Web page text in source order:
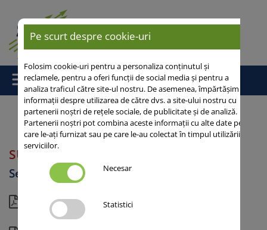
Acasă/ SU PERFORMER
SU PERFORMER
Secară
Vedere actuală
Pe scurt despre cookie-uri
Folosim cookie-uri pentru a personaliza conținutul și
reclamele, pentru a oferi funcții de social media și pentru a
analiza traficul către site-ul nostru. De asemenea, împărtășim
informații despre utilizarea de către dvs. a site-ului nostru cu
partenerii noștri de rețele sociale, de publicitate și de analiză.
Partenerii noștri pot combina aceste informații cu alte date pe
care le-ați furnizat sau pe care le-au colectat în timpul utilizării
serviciilor.
Necesar
Statistici